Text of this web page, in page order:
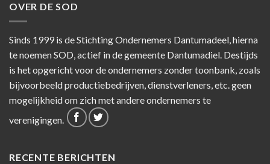
OVER DE SOD
Sinds 1999 is de Stichting Ondernemers Dantumadeel, hierna
te noemen SOD, actief in de gemeente Dantumadiel. Destijds
is het opgericht voor de ondernemers zonder toonbank, zoals
bijvoorbeeld productiebedrijven, dienstverleners, etc. geen
mogelijkheid om zich met andere ondernemers te
verenigingen.
RECENTE BERICHTEN